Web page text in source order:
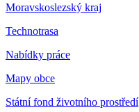
Moravskoslezský kraj
Technotrasa
Nabídky práce
Mapy obce
Státní fond životního prostředí